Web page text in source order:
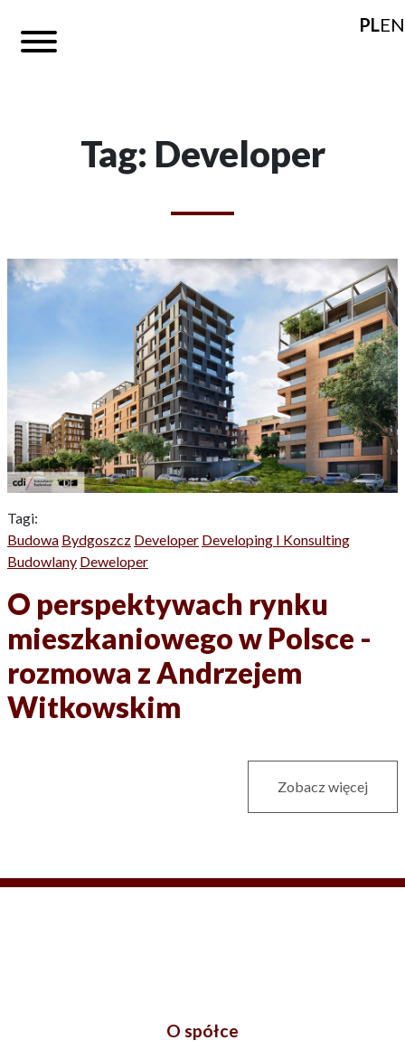
PLEN
Tag: Developer
Tagi:
Budowa Bydgoszcz Developer Developing I Konsulting
Budowlany Deweloper
O perspektywach rynku
mieszkaniowego w Polsce -
rozmowa z Andrzejem
Witkowskim
Zobacz więcej
O spółce